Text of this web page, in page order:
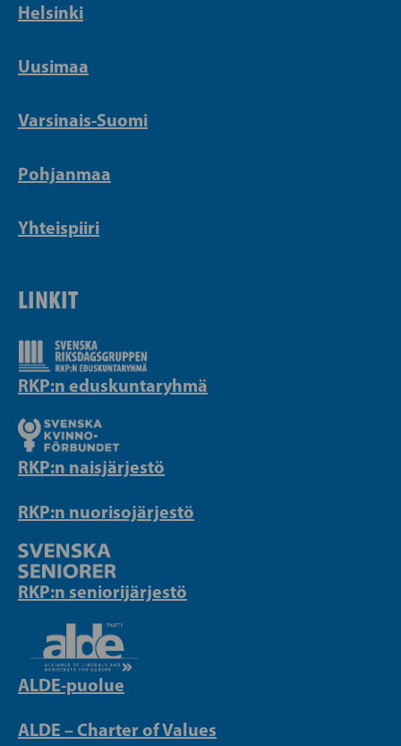
Helsinki
Uusimaa
Varsinais-Suomi
Pohjanmaa
Yhteispiiri
LINKIT
RKP:n eduskuntaryhmä
RKP:n naisjärjestö
RKP:n nuorisojärjestö
RKP:n seniorijärjestö
ALDE-puolue
ALDE – Charter of Values